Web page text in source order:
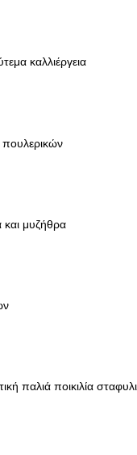
καλλιέργεια
και μυζήθρα
παλιά ποικιλία